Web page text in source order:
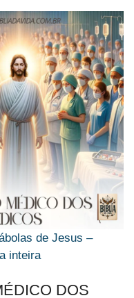
de Jesus –
inteira
DOS